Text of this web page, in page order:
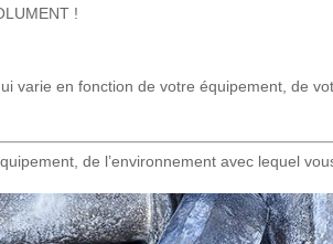
!
varie en fonction de votre équipement, de
de l’environnement avec lequel